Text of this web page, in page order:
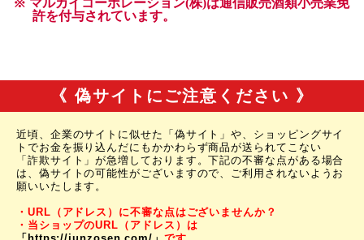
《 偽サイトにご注意ください 》
近頃、企業のサイトに似せた「偽サイト」や、ショッピングサイ
トでお金を振り込んだにもかかわらず商品が送られてこない
「詐欺サイト」が急増しております。下記の不審な点がある場合
は、偽サイトの可能性がございますので、ご利用されないようお
願いいたします。
・URL（アドレス）に不審な点はございませんか？
・当ショップのURL（アドレス）は
「https://junzosen.com/」 です。